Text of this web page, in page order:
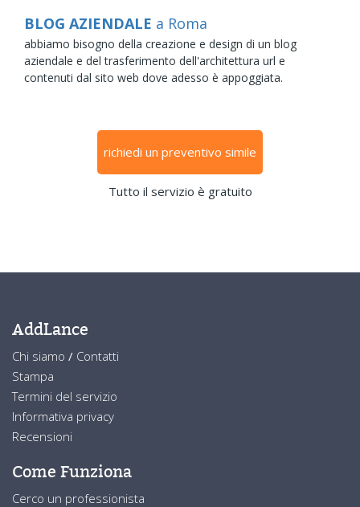
BLOG AZIENDALE a Roma
abbiamo bisogno della creazione e design di un blog
aziendale e del trasferimento dell'architettura url e
contenuti dal sito web dove adesso è appoggiata.
richiedi un preventivo simile
Tutto il servizio è gratuito
AddLance
Chi siamo / Contatti
Stampa
Termini del servizio
Informativa privacy
Recensioni
Come Funziona
Cerco un professionista